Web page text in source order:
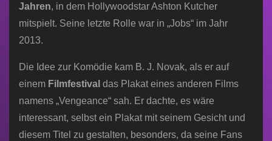
Jahren, in dem Hollywoodstar Ashton Kutcher
mitspielt. Seine letzte Rolle war in „Jobs“ im Jahr
2013.
Die Idee zur Komödie kam B. J. Novak, als er auf
einem Filmfestival das Plakat eines anderen Films
namens „Vengeance“ sah. Er dachte, es wäre
interessant, selbst ein Plakat mit seinem Gesicht und
diesem Titel zu gestalten, besonders, da seine Fans